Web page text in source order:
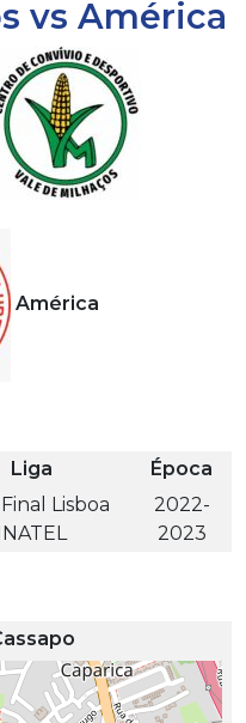
vs América
América
Liga
Época
Lisboa
2022-
2023